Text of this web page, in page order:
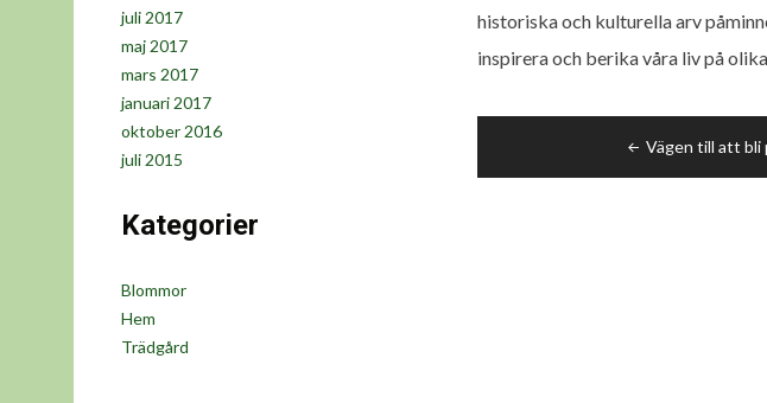
historiska och kulturella arv
inspirera och berika våra liv på
Vägen till att bli
juli 2017
maj 2017
mars 2017
januari 2017
oktober 2016
juli 2015
Kategorier
Blommor
Hem
Trädgård